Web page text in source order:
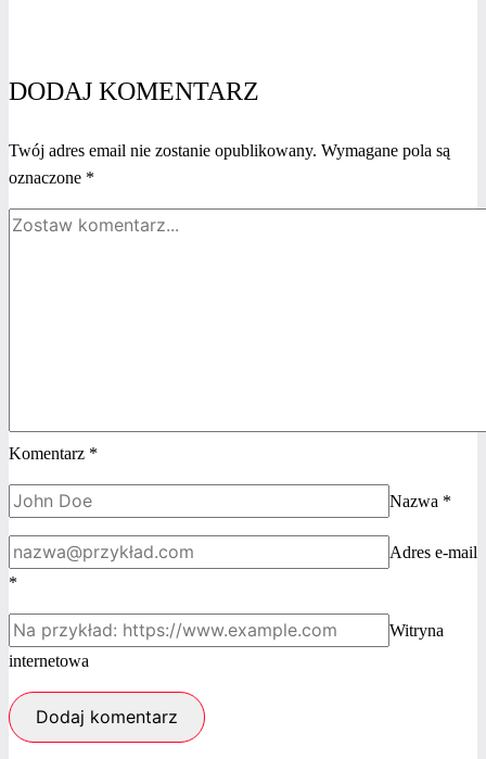
kobietą
po więcej
DODAJ KOMENTARZ
Twój adres email nie zostanie opublikowany. Wymagane pola są
oznaczone *
Komentarz *
Nazwa *
Adres e-mail
*
Witryna
internetowa